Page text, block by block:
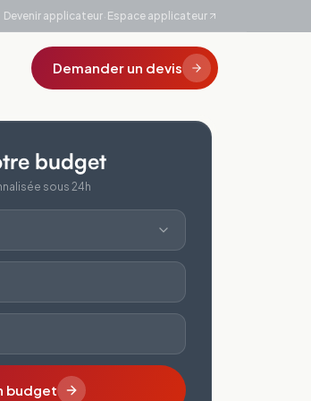
Devenir applicateur· Espace applicateur
Demander un devis
budget
sous 24h
budget